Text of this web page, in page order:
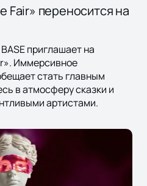
Fair» переносится на
приглашает на
Иммерсивное
стать главным
в атмосферу сказки и
артистами.